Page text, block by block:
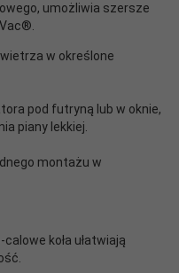
umożliwia szersze
w określone
pod futryną lub w oknie,
piany lekkiej.
montażu w
koła ułatwiają